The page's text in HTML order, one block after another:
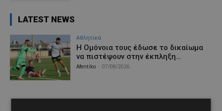
LATEST NEWS
Αθλητικά
Η Ομόνοια τους έδωσε το δικαίωμα
να πιστέψουν στην έκπληξη…
Afentiko 07/08/2026